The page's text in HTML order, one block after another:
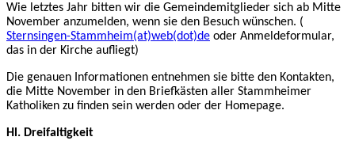
Wie letztes Jahr bitten wir die Gemeindemitglieder sich ab Mitte
November anzumelden, wenn sie den Besuch wünschen. (
Sternsingen-Stammheim(at)web(dot)de oder Anmeldeformular,
das in der Kirche aufliegt)
Die genauen Informationen entnehmen sie bitte den Kontakten,
die Mitte November in den Briefkästen aller Stammheimer
Katholiken zu finden sein werden oder der Homepage.
Hl. Dreifaltigkeit